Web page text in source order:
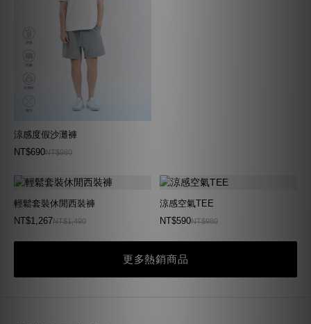
涼感度假沙灘褲
NT$690NT$980
輕鬆套裝休閒西裝褲
NT$1,267NT$1,490
涼感空氣TEE
NT$590NT$980
更多熱銷商品